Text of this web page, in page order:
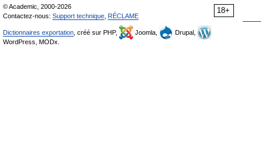
18+
© Academic, 2000-2026
Contactez-nous: Support technique RÉCLAME
Dictionnaires exportation , créé sur PHP, Joomla,
Drupal,
WordPress, MODx.